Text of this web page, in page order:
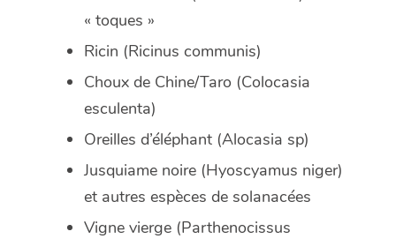
« toques »
Ricin (Ricinus communis)
Choux de Chine/Taro (Colocasia
esculenta)
Oreilles d’éléphant (Alocasia sp)
Jusquiame noire (Hyoscyamus niger)
et autres espèces de solanacées
Vigne vierge (Parthenocissus